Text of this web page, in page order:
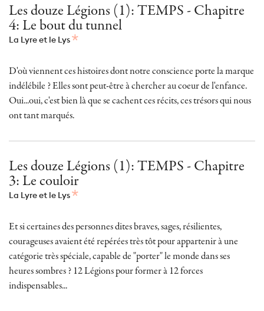
Les douze Légions (1): TEMPS - Chapitre
4: Le bout du tunnel
La Lyre et le Lys
D'où viennent ces histoires dont notre conscience porte la marque
indélébile ? Elles sont peut-être à chercher au coeur de l'enfance.
Oui...oui, c'est bien là que se cachent ces récits, ces trésors qui nous
ont tant marqués.
Les douze Légions (1): TEMPS - Chapitre
3: Le couloir
La Lyre et le Lys
Et si certaines des personnes dites braves, sages, résilientes,
courageuses avaient été repérées très tôt pour appartenir à une
catégorie très spéciale, capable de "porter" le monde dans ses
heures sombres ? 12 Légions pour former à 12 forces
indispensables...